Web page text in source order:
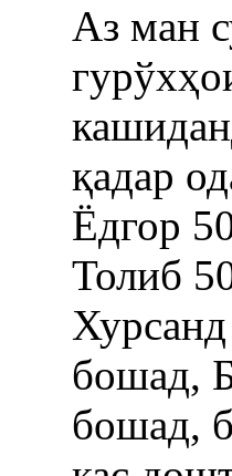
Аз ман
қадар
Ёдгор
Толиб
бошад,
бошад,